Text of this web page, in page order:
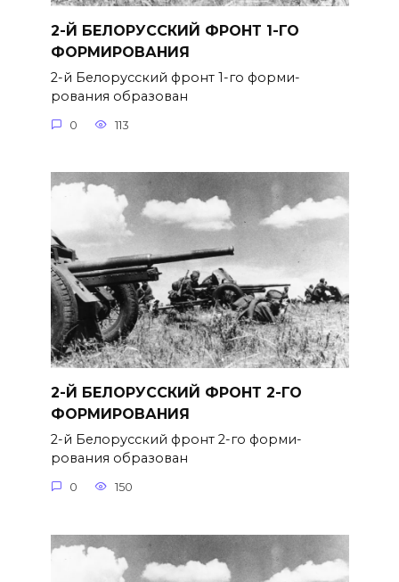
2-Й БЕЛОРУССКИЙ ФРОНТ 1-ГО
ФОРМИРОВАНИЯ
2-й Белорусский фронт 1-го форми­
рования образован
0 113
2-Й БЕЛОРУССКИЙ ФРОНТ 2-ГО
ФОРМИРОВАНИЯ
2-й Белорусский фронт 2-го форми­
рования образован
0 150